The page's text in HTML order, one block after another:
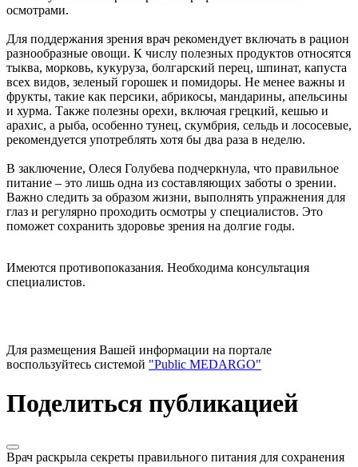
осмотрами.
Для поддержания зрения врач рекомендует включать в рацион
разнообразные овощи. К числу полезных продуктов относятся
тыква, морковь, кукуруза, болгарский перец, шпинат, капуста
всех видов, зеленый горошек и помидоры. Не менее важны и
фрукты, такие как персики, абрикосы, мандарины, апельсины
и хурма. Также полезны орехи, включая грецкий, кешью и
арахис, а рыба, особенно тунец, скумбрия, сельдь и лососевые,
рекомендуется употреблять хотя бы два раза в неделю.
В заключение, Олеся Голубева подчеркнула, что правильное
питание – это лишь одна из составляющих заботы о зрении.
Важно следить за образом жизни, выполнять упражнения для
глаз и регулярно проходить осмотры у специалистов. Это
поможет сохранить здоровье зрения на долгие годы.
Имеются противопоказания. Необходима консультация
специалистов.
Для размещения Вашей информации на портале
воспользуйтесь системой "Public MEDARGO"
Поделиться публикацией
Врач раскрыла секреты правильного питания для сохранения